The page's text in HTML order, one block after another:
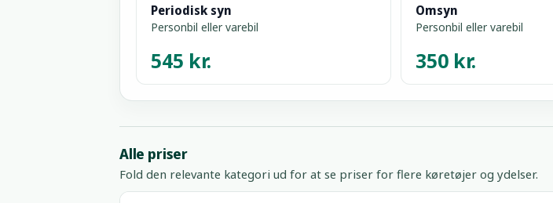
Periodisk syn
Personbil eller varebil
545 kr.
Omsyn
Personbil eller varebil
350 kr.
Alle priser
Fold den relevante kategori ud for at se priser for flere køretøjer og ydelser.